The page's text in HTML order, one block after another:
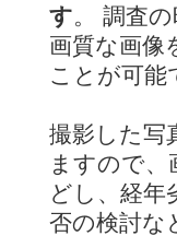
す。 調査
画質な画像
ことが可能
撮影した写
ますので、
どし、経年
否の検討な